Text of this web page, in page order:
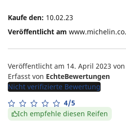
Kaufe den: 10.02.23
Veröffentlicht am
Veröffentlicht am 14. April 2023 von
Erfasst von EchteBewertungen
Nicht verifizierte Bewertung
4/5
Ich empfehle diesen Reifen